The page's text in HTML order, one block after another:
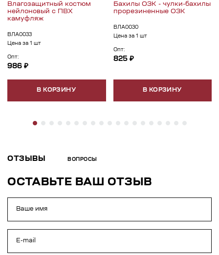
Влагозащитный костюм
нейлоновый с ПВХ
камуфляж
ВЛА0033
Цена за 1 шт
Опт:
986 ₽
В КОРЗИНУ
Бахилы ОЗК - чулки-бахилы
прорезиненные ОЗК
ВЛА0030
Цена за 1 шт
Опт:
825 ₽
В КОРЗИНУ
ОТЗЫВЫ ВОПРОСЫ
ОСТАВЬТЕ ВАШ ОТЗЫВ